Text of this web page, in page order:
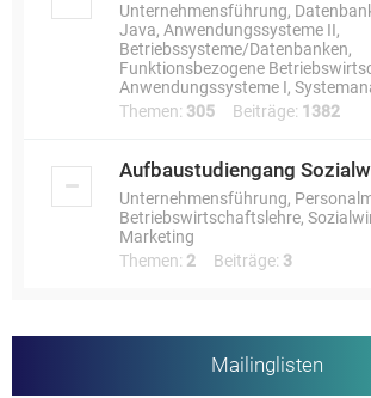
Unternehmensführung,
Java, Anwendungssysteme II,
Betriebssysteme/Datenbanken,
Funktionsbezogene
Anwendungssysteme I,
Themen: 305 Beiträge: 1382
Aufbaustudiengang
Unternehmensführung,
Betriebswirtschaftslehre,
Marketing
Themen: 2 Beiträge: 3
Mailinglisten